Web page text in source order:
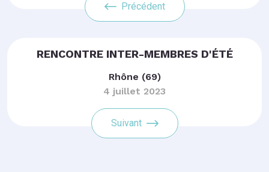
Précédent
RENCONTRE INTER-MEMBRES D'ÉTÉ
Rhône (69)
4 juillet 2023
Suivant